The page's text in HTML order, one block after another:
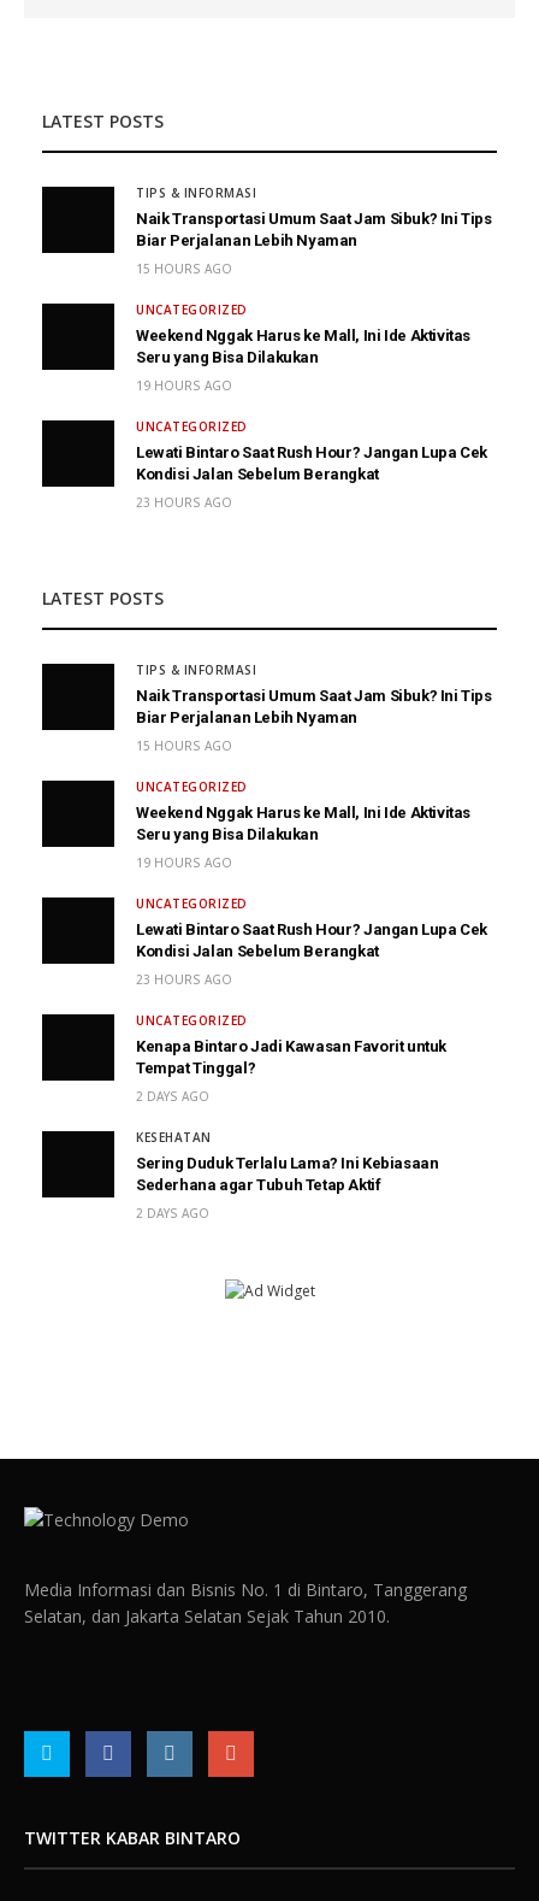
LATEST POSTS
TIPS & INFORMASI
Naik Transportasi Umum Saat Jam Sibuk? Ini Tips
Biar Perjalanan Lebih Nyaman
15 HOURS AGO
UNCATEGORIZED
Weekend Nggak Harus ke Mall, Ini Ide Aktivitas
Seru yang Bisa Dilakukan
19 HOURS AGO
UNCATEGORIZED
Lewati Bintaro Saat Rush Hour? Jangan Lupa Cek
Kondisi Jalan Sebelum Berangkat
23 HOURS AGO
LATEST POSTS
TIPS & INFORMASI
Naik Transportasi Umum Saat Jam Sibuk? Ini Tips
Biar Perjalanan Lebih Nyaman
15 HOURS AGO
UNCATEGORIZED
Weekend Nggak Harus ke Mall, Ini Ide Aktivitas
Seru yang Bisa Dilakukan
19 HOURS AGO
UNCATEGORIZED
Lewati Bintaro Saat Rush Hour? Jangan Lupa Cek
Kondisi Jalan Sebelum Berangkat
23 HOURS AGO
UNCATEGORIZED
Kenapa Bintaro Jadi Kawasan Favorit untuk
Tempat Tinggal?
2 DAYS AGO
KESEHATAN
Sering Duduk Terlalu Lama? Ini Kebiasaan
Sederhana agar Tubuh Tetap Aktif
2 DAYS AGO
Media Informasi dan Bisnis No. 1 di Bintaro, Tanggerang
Selatan, dan Jakarta Selatan Sejak Tahun 2010.
TWITTER KABAR BINTARO